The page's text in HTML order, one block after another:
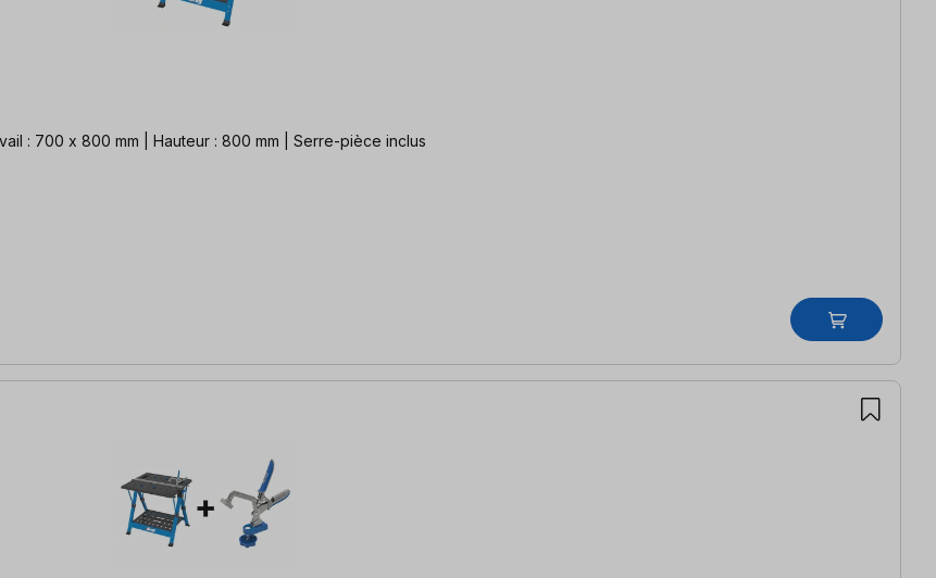
Table de travail compacte et très variable de Kreg Surface de travail : 700 x 800 mm | Hauteur : 800 mm | Serre-pièce inclus